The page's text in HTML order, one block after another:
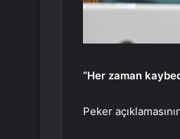
“Her zaman
Peker